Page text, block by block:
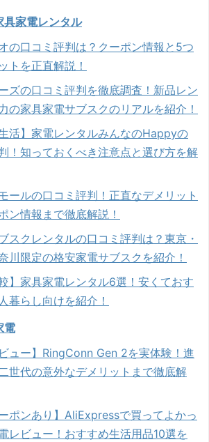
具家電レンタル
の口コミ評判は？クーポン情報と5つ
トを正直解説！
ズの口コミ評判を徹底調査！新品レン
の家具家電サブスクのリアルを紹介！
生活】家電レンタルみんなのHappyの
！知っておくべき注意点と選び方を解
ールの口コミ評判！正直なデメリット
ン情報まで徹底解説！
スクレンタルの口コミ評判は？東京・
川限定の格安家電サブスクを紹介！
較】家具家電レンタル6選！安くておす
暮らし向けを紹介！
電
ビュー】RingConn Gen 2を実体験！進
世代の意外なデメリットまで徹底解
ーポンあり】AliExpressで買ってよかっ
レビュー！おすすめ生活用品10選を